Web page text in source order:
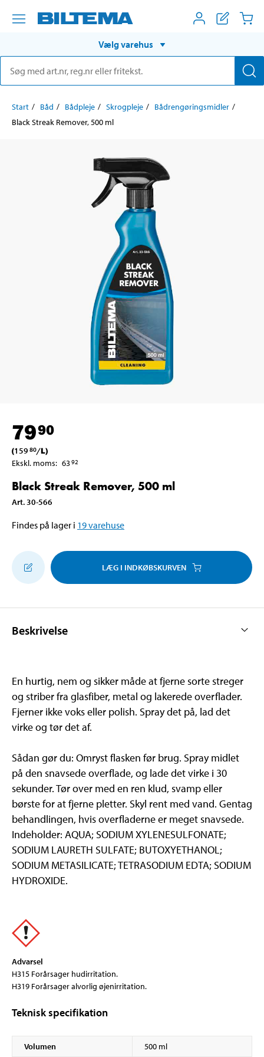
Vælg varehus
Start Båd Bådpleje Skrogpleje
Bådrengøringsmidler
Black Streak Remover, 500 ml
7990
(159 80/L)
Ekskl. moms: 6392
Black Streak Remover, 500 ml
Art. 30-566
Findes på lager i 19varehuse
LÆG I INDKØBSKURVEN
Beskrivelse
En hurtig, nem og sikker måde at fjerne sorte streger
og striber fra glasfiber, metal og lakerede overflader.
Fjerner ikke voks eller polish. Spray det på, lad det
virke og tør det af.
Sådan gør du: Omryst flasken før brug. Spray midlet
på den snavsede overflade, og lade det virke i 30
sekunder. Tør over med en ren klud, svamp eller
børste for at fjerne pletter. Skyl rent med vand. Gentag
behandlingen, hvis overfladerne er meget snavsede.
Indeholder: AQUA; SODIUM XYLENESULFONATE;
SODIUM LAURETH SULFATE; BUTOXYETHANOL;
SODIUM METASILICATE; TETRASODIUM EDTA; SODIUM
HYDROXIDE.
Advarsel
H315 Forårsager hudirritation.
H319 Forårsager alvorlig øjenirritation.
Teknisk specifikation
Volumen 500 ml